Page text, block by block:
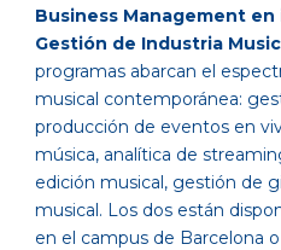
Business Management en
Gestión de Industria
programas abarcan el
musical contemporánea:
producción de eventos en
música, analítica de
edición musical, gestión de
musical. Los dos están
en el campus de Barcelona